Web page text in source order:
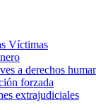
Víctimas
a derechos
forzada​
extrajudiciales